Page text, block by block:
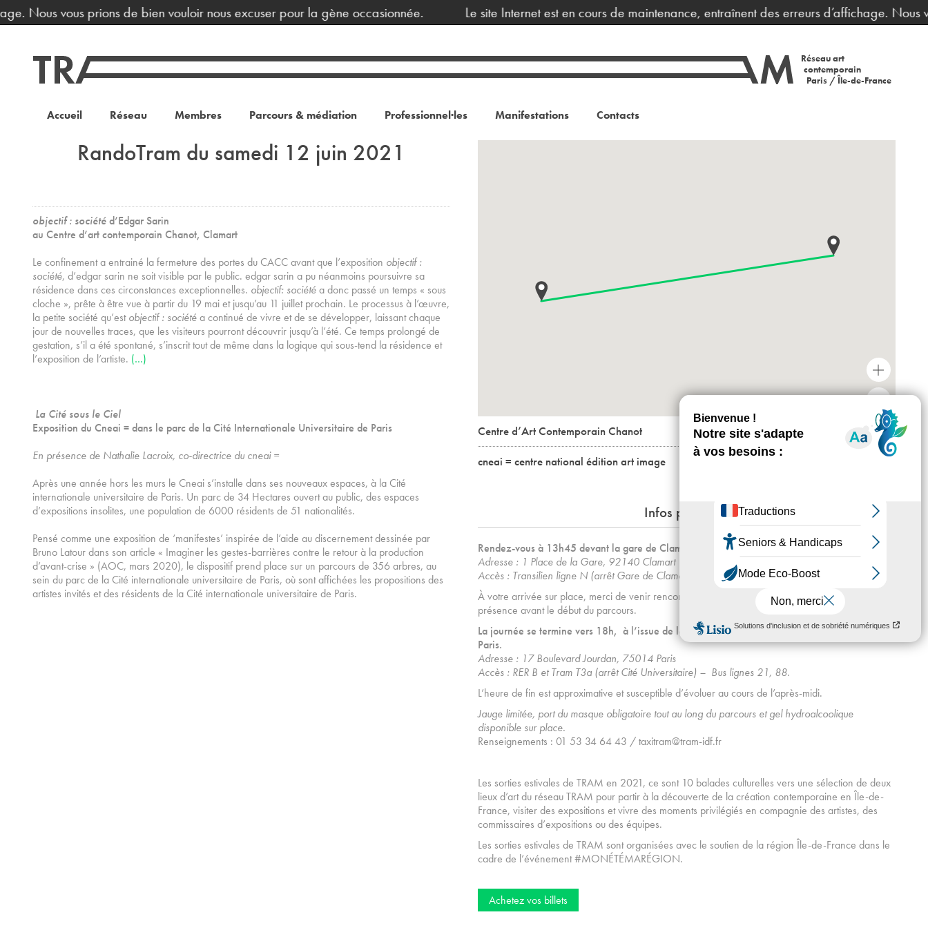
Nous vous prions de bien vouloir nous excuser pour la gène occasionnée. Le site Internet est en cours de maintenance, entraînent des erreurs d’affichage. Nous
Réseau art
contemporain
Paris / Île-de-France
Accueil Réseau Membres Parcours & médiation Professionnel·les Manifestations Contacts
RandoTram du samedi 12 juin 2021
objectif : sociétéd’Edgar Sarin
au Centre d’art contemporain Chanot, Clamart
Le confinement a entrainé la fermeture des portes du CACC avant que l’exposition objectif :
société, d’edgar sarin ne soit visible par le public. edgar sarin a pu néanmoins poursuivre sa
résidence dans ces circonstances exceptionnelles. objectif: sociétéa donc passé un temps « sous
cloche », prête à être vue à partir du 19 mai et jusqu’au 11 juillet prochain. Le processus à l’œuvre,
la petite société qu’estobjectif : sociétéa continué de vivre et de se développer, laissant chaque
jour de nouvelles traces, que les visiteurs pourront découvrir jusqu’à l’été. Ce temps prolongé de
gestation, s’il a été spontané, s’inscrit tout de même dans la logique qui sous-tend la résidence et
l’exposition de l’artiste. (…)
La Cité sous le Ciel
Exposition du Cneai = dans le parc de la Cité Internationale Universitaire de Paris
En présence de Nathalie Lacroix, co-directrice du cneai =
Après une année hors les murs le Cneai s’installe dans ses nouveaux espaces, à la Cité
internationale universitaire de Paris. Un parc de 34 Hectares ouvert au public, des espaces
d’expositions insolites, une population de 6000 résidents de 51 nationalités.
Pensé comme une exposition de ‘manifestes’ inspirée de l’aide au discernement dessinée par
Bruno Latour dans son article « Imaginer les gestes-barrières contre le retour à la production
d’avant-crise » (AOC, mars 2020), le dispositif prend place sur un parcours de 356 arbres, au
sein du parc de la Cité internationale universitaire de Paris, où sont affichées les propositions des
artistes invités et des résidents de la Cité internationale universitaire de Paris.
+
Centre d’Art Contemporain Chanot
cneai = centre national édition art image
Infos pratiques
Rendez-vous à 13h45 devant la gare de Clamart
Adresse : 1 Place de la Gare, 92140 Clamart
Accès : Transilien ligne N (arrêt Gare de Clamart) – Bus lignes 59, 169, 394.
À votre arrivée sur place, merci de venir rencontrer Mathilde et Sophie afin qu’elles notent votre
présence avant le début du parcours.
La journée se termine vers 18h, à l’issue de la visite à la Cité Internationale Universitaire de
Paris.
Adresse : 17 Boulevard Jourdan, 75014 Paris
Accès : RER B et Tram T3a (arrêt Cité Universitaire) – Bus lignes 21, 88.
L’heure de fin est approximative et susceptible d’évoluer au cours de l’après-midi.
Jauge limitée, port du masque obligatoire tout au long du parcours et gel hydroalcoolique
disponible sur place.
Renseignements : 01 53 34 64 43 / taxitram@tram-idf.fr
Les sorties estivales de TRAM en 2021, ce sont 10 balades culturelles vers une sélection de deux
lieux d’art du réseau TRAM pour partir à la découverte de la création contemporaine en Île-de-
France, visiter des expositions et vivre des moments privilégiés en compagnie des artistes, des
commissaires d’expositions ou des équipes.
Les sorties estivales de TRAM sont organisées avec le soutien de la région Île-de-France dans le
cadre de l’événement #MONÉTÉMARÉGION.
Achetez vos billets